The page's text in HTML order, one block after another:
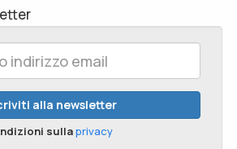
sullaprivacy